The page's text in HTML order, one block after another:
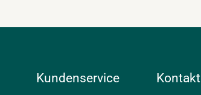
Kundenservice Kontakt